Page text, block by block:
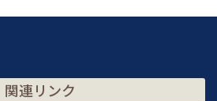
関連リンク